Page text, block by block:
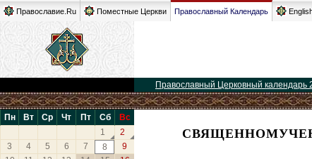
Православие.Ru Поместные Церкви Православный Календарь
Православный Церковный календарь
Пн Вт Ср Чт Пт Сб
Вс
1
2
3
4 5 6 7 8
9